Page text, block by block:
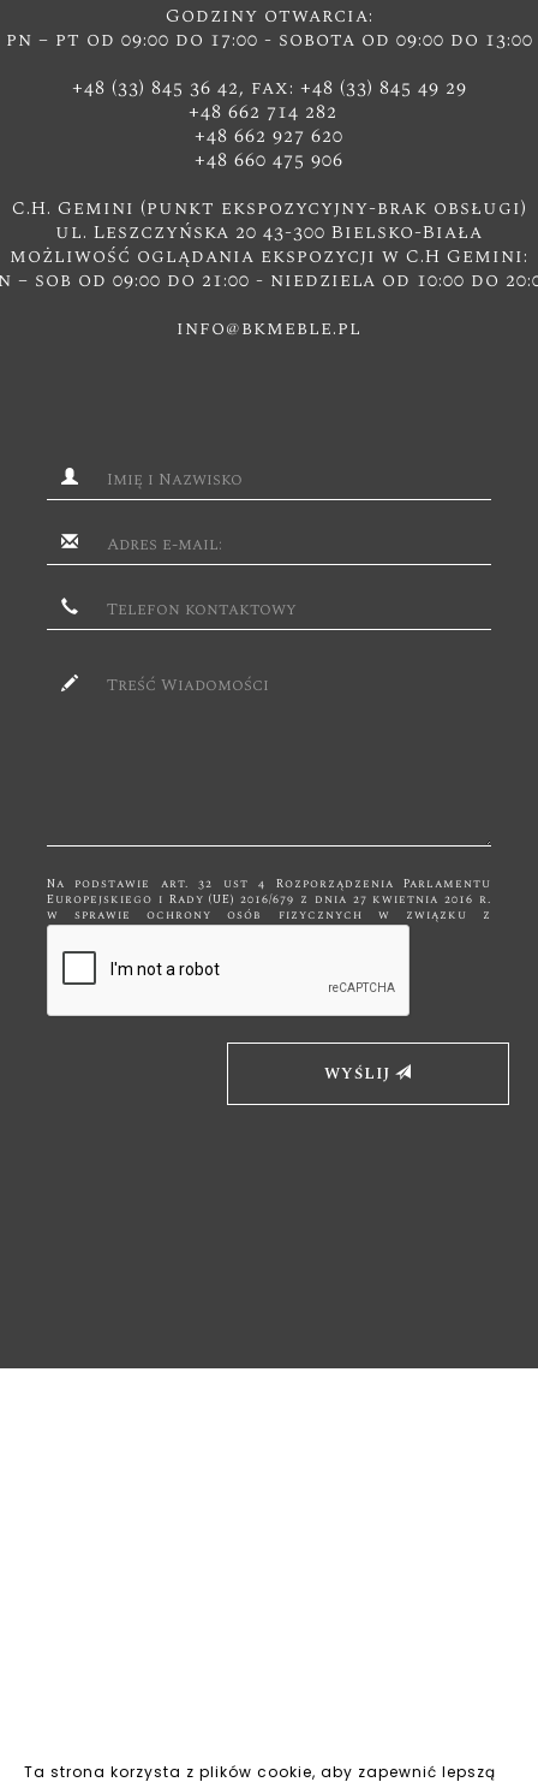
Godziny otwarcia:
pn – pt od 09:00 do 17:00 - sobota od 09:00 do 13:00
+48 (33) 845 36 42, fax: +48 (33) 845 49 29
+48 662 714 282
+48 662 927 620
+48 660 475 906
C.H. Gemini (punkt ekspozycyjny-brak obsługi)
ul. Leszczyńska 20 43-300 Bielsko-Biała
możliwość oglądania ekspozycji w C.H Gemini:
– sob od 09:00 do 21:00 - niedziela od 10:00 do
info@bkmeble.pl
Na podstawie art. 32 ust 4 Rozporządzenia Parlamentu
Europejskiego i Rady (UE) 2016/679 z dnia 27 kwietnia 2016 r.
w sprawie ochrony osób fizycznych w związku z
przetwarzaniem danych osobowych i w sprawie
swobodnego przepływu takich danych, zwane dalej RODO
Państwa dane przetwarzane są tylko do celów
kontaktowych i nie będą udostępniane innym podmiotom
będą przetwarzane tylko i wyłącznie do momentu
Administratorem podanych przez Panią/Pana danych
32-650 Kęty. Wybierając drogę kontaktu z nami za pomocą
formularza kontaktowego, jednocześnie wyraża Pani/Pan
WYŚLIJ
Ta strona korzysta z plików cookie, aby zapewnić lepszą